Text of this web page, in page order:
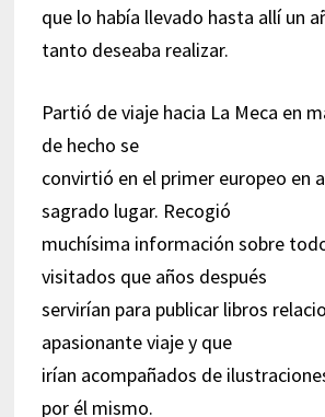
que lo había llevado hasta allí un
tanto deseaba realizar.
Partió de viaje hacia La Meca en
de hecho se
convirtió en el primer europeo en
sagrado lugar. Recogió
muchísima información sobre
visitados que años después
servirían para publicar libros
apasionante viaje y que
irían acompañados de
por él mismo.